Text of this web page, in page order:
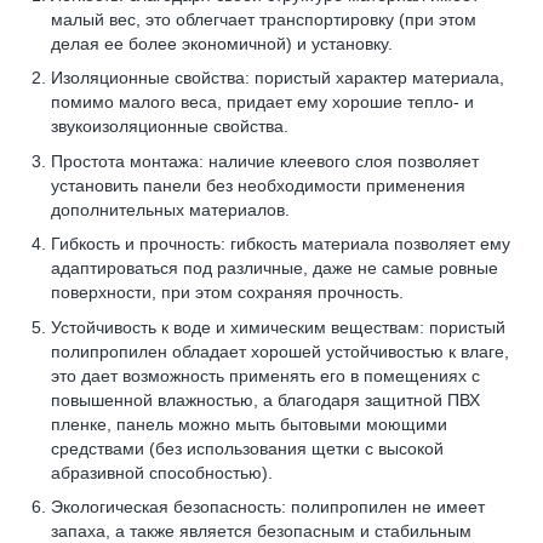
малый вес, это облегчает транспортировку (при этом
делая ее более экономичной) и установку.
Изоляционные свойства: пористый характер материала,
помимо малого веса, придает ему хорошие тепло- и
звукоизоляционные свойства.
Простота монтажа: наличие клеевого слоя позволяет
установить панели без необходимости применения
дополнительных материалов.
Гибкость и прочность: гибкость материала позволяет ему
адаптироваться под различные, даже не самые ровные
поверхности, при этом сохраняя прочность.
Устойчивость к воде и химическим веществам: пористый
полипропилен обладает хорошей устойчивостью к влаге,
это дает возможность применять его в помещениях с
повышенной влажностью, а благодаря защитной ПВХ
пленке, панель можно мыть бытовыми моющими
средствами (без использования щетки с высокой
абразивной способностью).
Экологическая безопасность: полипропилен не имеет
запаха, а также является безопасным и стабильным